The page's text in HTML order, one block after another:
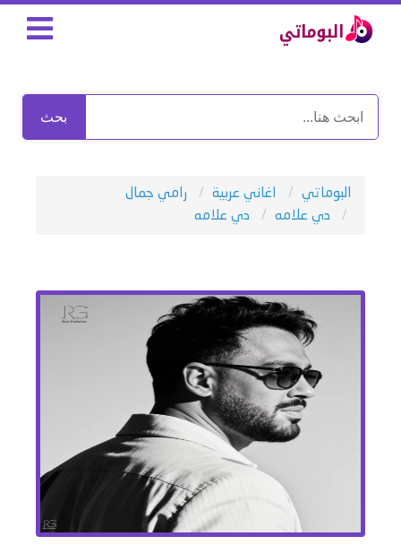
بحث
البوماتي اغاني عربية
رامي جمال
دي علامه
دي علامه